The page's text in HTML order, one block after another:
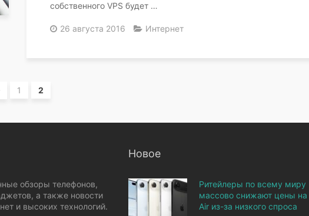
собственного VPS будет …
26 августа 2016 Интернет
1 2
обзоры телефонов,
а также новости
и высоких технологий.
Новое
Ритейлеры по всему миру
массово снижают цены на
Air из-за низкого спроса